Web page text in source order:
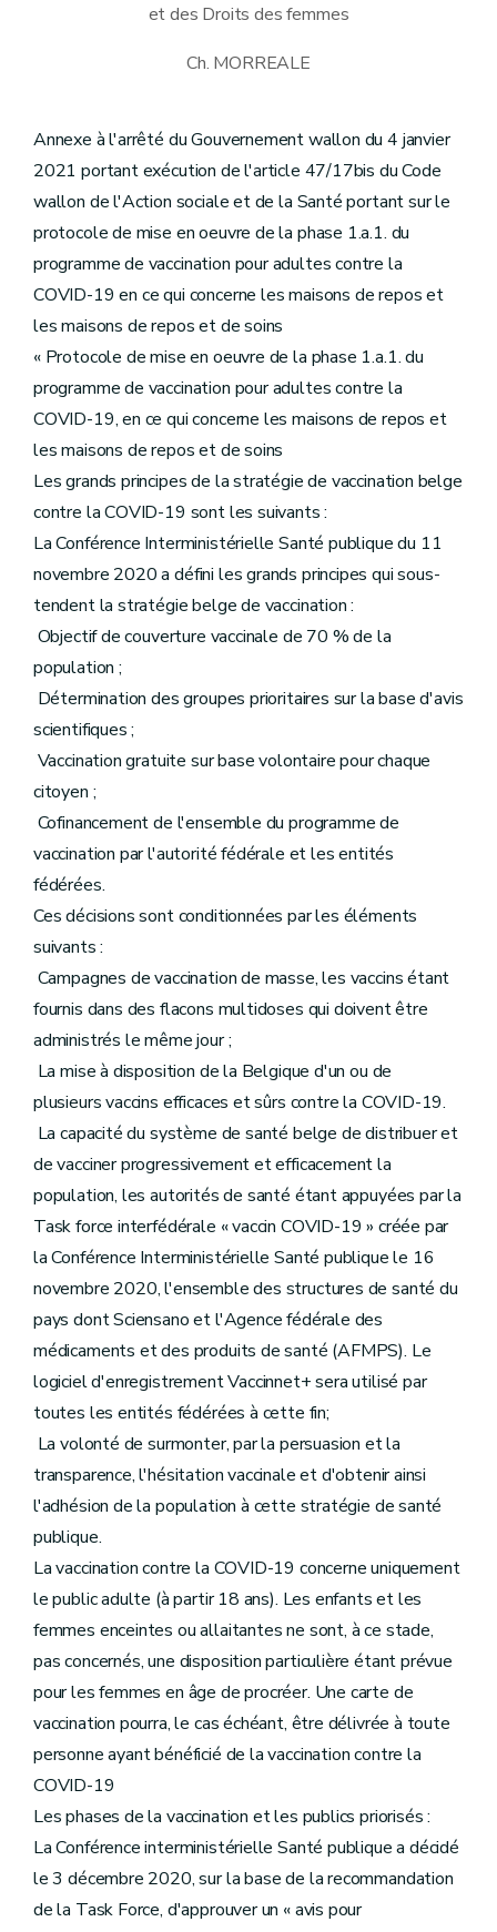
et des Droits des femmes
Ch. MORREALE
Annexe à l'arrêté du Gouvernement wallon du 4 janvier
2021 portant exécution de l'article 47/17bis du Code
wallon de l'Action sociale et de la Santé portant sur le
protocole de mise en oeuvre de la phase 1.a.1. du
programme de vaccination pour adultes contre la
COVID-19 en ce qui concerne les maisons de repos et
les maisons de repos et de soins
« Protocole de mise en oeuvre de la phase 1.a.1. du
programme de vaccination pour adultes contre la
COVID-19, en ce qui concerne les maisons de repos et
les maisons de repos et de soins
Les grands principes de la stratégie de vaccination belge
contre la COVID-19 sont les suivants :
La Conférence Interministérielle Santé publique du 11
novembre 2020 a défini les grands principes qui sous-
tendent la stratégie belge de vaccination :
 Objectif de couverture vaccinale de 70 % de la
population ;
 Détermination des groupes prioritaires sur la base d'avis
scientifiques ;
 Vaccination gratuite sur base volontaire pour chaque
citoyen ;
 Cofinancement de l'ensemble du programme de
vaccination par l'autorité fédérale et les entités
fédérées.
Ces décisions sont conditionnées par les éléments
suivants :
 Campagnes de vaccination de masse, les vaccins étant
fournis dans des flacons multidoses qui doivent être
administrés le même jour ;
 La mise à disposition de la Belgique d'un ou de
plusieurs vaccins efficaces et sûrs contre la COVID-19.
 La capacité du système de santé belge de distribuer et
de vacciner progressivement et efficacement la
population, les autorités de santé étant appuyées par la
Task force interfédérale « vaccin COVID-19 » créée par
la Conférence Interministérielle Santé publique le 16
novembre 2020, l'ensemble des structures de santé du
pays dont Sciensano et l'Agence fédérale des
médicaments et des produits de santé (AFMPS). Le
logiciel d'enregistrement Vaccinnet+ sera utilisé par
toutes les entités fédérées à cette fin;
 La volonté de surmonter, par la persuasion et la
transparence, l'hésitation vaccinale et d'obtenir ainsi
l'adhésion de la population à cette stratégie de santé
publique.
La vaccination contre la COVID-19 concerne uniquement
le public adulte (à partir 18 ans). Les enfants et les
femmes enceintes ou allaitantes ne sont, à ce stade,
pas concernés, une disposition particulière étant prévue
pour les femmes en âge de procréer. Une carte de
vaccination pourra, le cas échéant, être délivrée à toute
personne ayant bénéficié de la vaccination contre la
COVID-19
Les phases de la vaccination et les publics priorisés :
La Conférence interministérielle Santé publique a décidé
le 3 décembre 2020, sur la base de la recommandation
de la Task Force, d'approuver un « avis pour